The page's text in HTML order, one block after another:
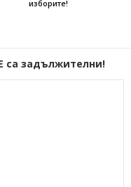
изборите!
са задължителни!